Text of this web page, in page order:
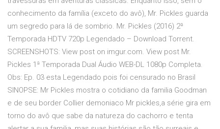
conhecimento da família (exceto do avô), Mr. Pickles guarda
um segredo para lá de sombrio. Mr. Pickles (2016) 2ª
Temporada HDTV 720p Legendado – Download Torrent.
SCREENSHOTS: View post on imgur.com. View post Mr.
Pickles 1ª Temporada Dual Áudio WEB-DL 1080p Completa.
Obs: Ep. 03 esta Legendado pois foi censurado no Brasil
SINOPSE: Mr Pickles mostra o cotidiano da familia Goodman
e de seu border Collier demoniaco Mr pickles,a série gira em
torno do avô que sabe da natureza do cachorro e tenta